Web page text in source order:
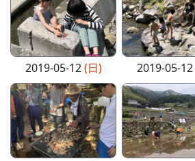
2019-05-12(日) 2019-05-12